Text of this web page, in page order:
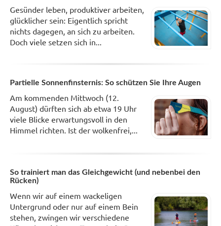
Gesünder leben, produktiver arbeiten,
glücklicher sein: Eigentlich spricht
nichts dagegen, an sich zu arbeiten.
Doch viele setzen sich in...
Partielle Sonnenfinsternis: So schützen Sie Ihre Augen
Am kommenden Mittwoch (12.
August) dürften sich ab etwa 19 Uhr
viele Blicke erwartungsvoll in den
Himmel richten. Ist der wolkenfrei,...
So trainiert man das Gleichgewicht (und nebenbei den
Rücken)
Wenn wir auf einem wackeligen
Untergrund oder nur auf einem Bein
stehen, zwingen wir verschiedene